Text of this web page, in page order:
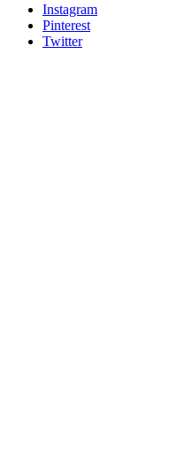
Instagram
Pinterest
Twitter